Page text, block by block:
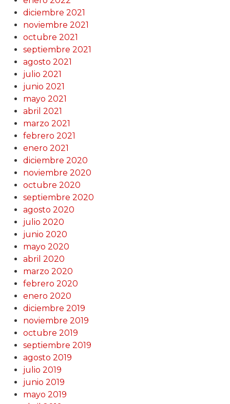
diciembre 2021
noviembre 2021
octubre 2021
septiembre 2021
agosto 2021
julio 2021
junio 2021
mayo 2021
abril 2021
marzo 2021
febrero 2021
enero 2021
diciembre 2020
noviembre 2020
octubre 2020
septiembre 2020
agosto 2020
julio 2020
junio 2020
mayo 2020
abril 2020
marzo 2020
febrero 2020
enero 2020
diciembre 2019
noviembre 2019
octubre 2019
septiembre 2019
agosto 2019
julio 2019
junio 2019
mayo 2019